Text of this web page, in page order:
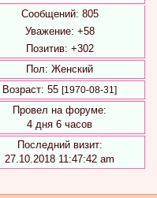
Сообщений: 805
Уважение: +58
Позитив: +302
Пол: Женский
Возраст: 55 [1970-08-31]
Провел на форуме:
4 дня 6 часов
Последний визит:
27.10.2018 11:47:42 am